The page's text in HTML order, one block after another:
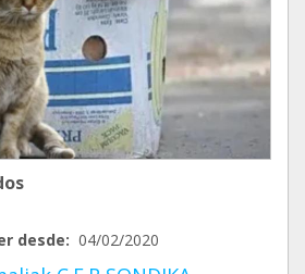
desde: 04/02/2020